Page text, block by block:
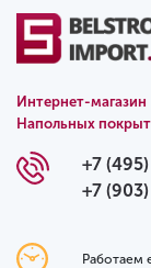
Интернет-магазин
Напольных
+7
+7
Работаем